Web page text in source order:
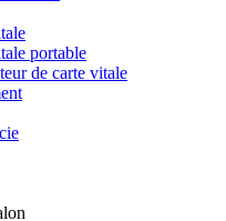
portable
de carte vitale